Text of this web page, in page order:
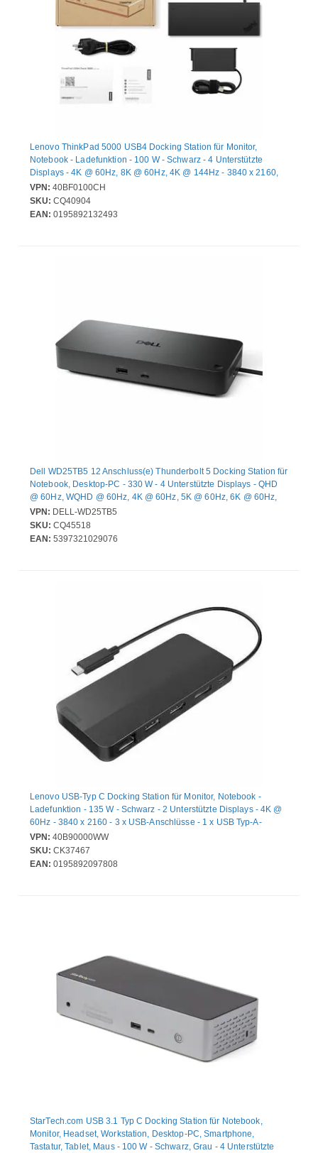
Lenovo ThinkPad 5000 USB4 Docking Station für Monitor,
Notebook - Ladefunktion - 100 W - Schwarz - 4 Unterstützte
Displays - 4K @ 60Hz, 8K @ 60Hz, 4K @ 144Hz - 3840 x 2160,
7680 x 4320 - 6 x USB-Anschlüsse - 4 x USB Typ-A-Anschlüsse -
USB Typ-A - 2 x USB Typ-C-Anschlüsse - USB Typ C - 1 x RJ-45-
Anschlüsse - Netzwerk (RJ-45) - 1 x HDMI-Anschlüsse - HDMI - 2
VPN: 40BF0100CH
SKU: CQ40904
EAN: 0195892132493
Dell WD25TB5 12 Anschluss(e) Thunderbolt 5 Docking Station für
Notebook, Desktop-PC - 330 W - 4 Unterstützte Displays - QHD
@ 60Hz, WQHD @ 60Hz, 4K @ 60Hz, 5K @ 60Hz, 6K @ 60Hz,
8K @ 60Hz, 4K @ 120Hz - 3840 x 2160, 5120 x 2160, 2560 x
1440, 3440 x 1440, 7680 x 4320, 6144 x 3456 - 6 x USB-
Anschlüsse - 4 x USB Typ-A-Anschlüsse - USB Typ-A - 2 x USB
VPN: DELL-WD25TB5
SKU: CQ45518
EAN: 5397321029076
Lenovo USB-Typ C Docking Station für Monitor, Notebook -
Ladefunktion - 135 W - Schwarz - 2 Unterstützte Displays - 4K @
60Hz - 3840 x 2160 - 3 x USB-Anschlüsse - 1 x USB Typ-A-
Anschlüsse - USB Typ-A - 2 x USB Typ-C-Anschlüsse - USB Typ C
- 1 x RJ-45-Anschlüsse - Netzwerk (RJ-45) - 1 x HDMI-
Anschlüsse - HDMI - 1 x DisplayPorts - DisplayPort -
VPN: 40B90000WW
SKU: CK37467
EAN: 0195892097808
StarTech.com USB 3.1 Typ C Docking Station für Notebook,
Monitor, Headset, Workstation, Desktop-PC, Smartphone,
Tastatur, Tablet, Maus - 100 W - Schwarz, Grau - 4 Unterstützte